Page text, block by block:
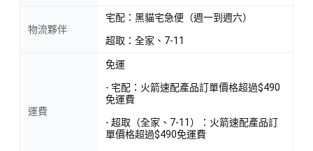
物流夥伴
宅配：黑貓宅急便（週一到週六）
超取：全家、7-11
運費
免運
- 宅配：火箭速配產品訂單價格超過$490
免運費
- 超取（全家、7-11）：火箭速配產品訂
單價格超過$490免運費